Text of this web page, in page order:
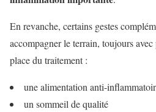
En revanche, certains gestes
accompagner le terrain, toujours
place du traitement :
une alimentation anti-
un sommeil de qualité